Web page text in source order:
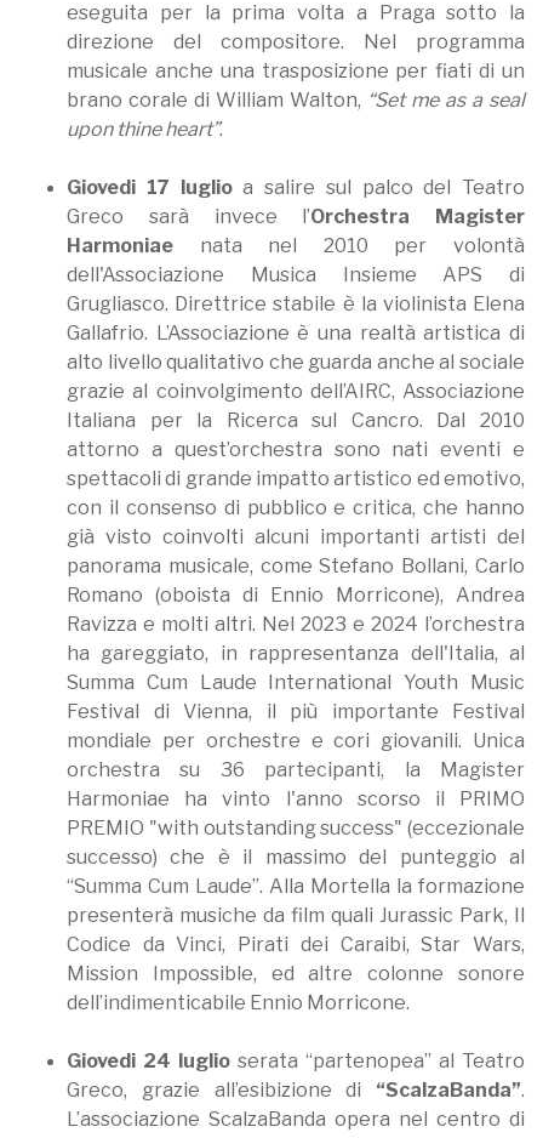
eseguita per la prima volta a Praga sotto la
direzione del compositore. Nel programma
musicale anche una trasposizione per fiati di un
brano corale di William Walton, “Set me as a seal
upon thine heart”.
Giovedi 17 luglioa salire sul palco del Teatro
Greco sarà invece l’Orchestra Magister
Harmoniae nata nel 2010 per volontà
dell'Associazione Musica Insieme APS di
Grugliasco. Direttrice stabile è la violinista Elena
Gallafrio. L’Associazione è una realtà artistica di
alto livello qualitativo che guarda anche al sociale
grazie al coinvolgimento dell’AIRC, Associazione
Italiana per la Ricerca sul Cancro. Dal 2010
attorno a quest’orchestra sono nati eventi e
spettacoli di grande impatto artistico ed emotivo,
con il consenso di pubblico e critica, che hanno
già visto coinvolti alcuni importanti artisti del
panorama musicale, come Stefano Bollani, Carlo
Romano (oboista di Ennio Morricone), Andrea
Ravizza e molti altri. Nel 2023 e 2024 l’orchestra
ha gareggiato, in rappresentanza dell'Italia, al
Summa Cum Laude International Youth Music
Festival di Vienna, il più importante Festival
mondiale per orchestre e cori giovanili. Unica
orchestra su 36 partecipanti, la Magister
Harmoniae ha vinto l'anno scorso il PRIMO
PREMIO "with outstanding success" (eccezionale
successo) che è il massimo del punteggio al
“Summa Cum Laude”. Alla Mortella la formazione
presenterà musiche da film quali Jurassic Park, Il
Codice da Vinci, Pirati dei Caraibi, Star Wars,
Mission Impossible, ed altre colonne sonore
dell’indimenticabile Ennio Morricone.
Giovedi 24 luglio serata “partenopea” al Teatro
Greco, grazie all’esibizione di “ScalzaBanda”.
L’associazione ScalzaBanda opera nel centro di